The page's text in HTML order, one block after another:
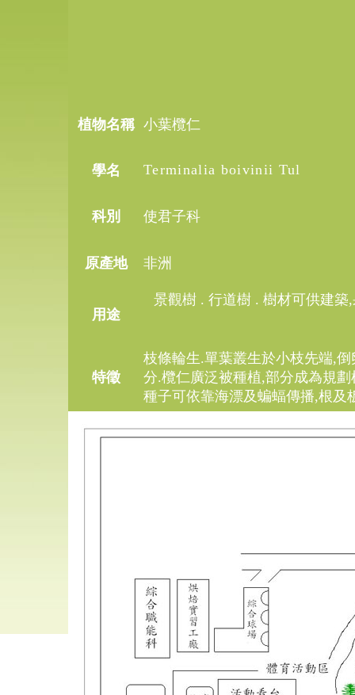
植物名稱 小葉欖仁
學名 Terminalia boivinii Tul
科別 使君子科
原產地 非洲
用途
景觀樹 .行道樹 .樹材可供建築,
特徵
枝條輪生.單葉叢生於小枝先端,倒
分.欖仁廣泛被種植,部分成為規劃
種子可依靠海漂及蝙蝠傳播,根及